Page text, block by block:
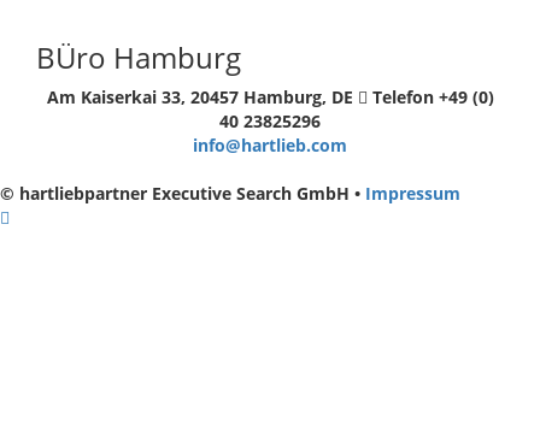
BÜro Hamburg
Am Kaiserkai 33, 20457 Hamburg, DE
Telefon +49 (0)
40 23825296
info@hartlieb.com
© hartliebpartner Executive Search GmbH • Impressum